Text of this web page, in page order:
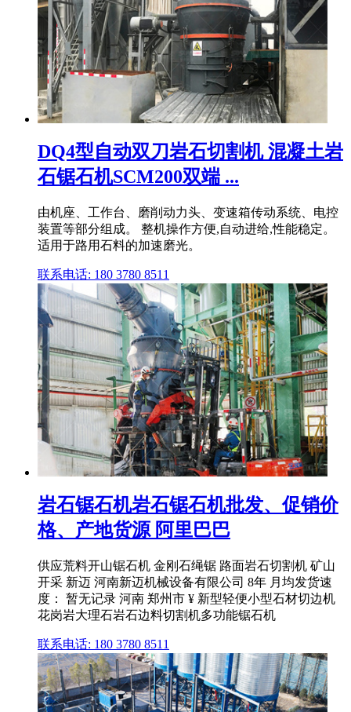
DQ4型自动双刀岩石切割机 混凝土岩
石锯石机SCM200双端 ...
由机座、工作台、磨削动力头、变速箱传动系统、电控
装置等部分组成。 整机操作方便,自动进给,性能稳定。
适用于路用石料的加速磨光。
联系电话: 180 3780 8511
岩石锯石机岩石锯石机批发、促销价
格、产地货源 阿里巴巴
供应荒料开山锯石机 金刚石绳锯 路面岩石切割机 矿山
开采 新迈 河南新迈机械设备有限公司 8年 月均发货速
度： 暂无记录 河南 郑州市 ¥ 新型轻便小型石材切边机
花岗岩大理石岩石边料切割机多功能锯石机
联系电话: 180 3780 8511